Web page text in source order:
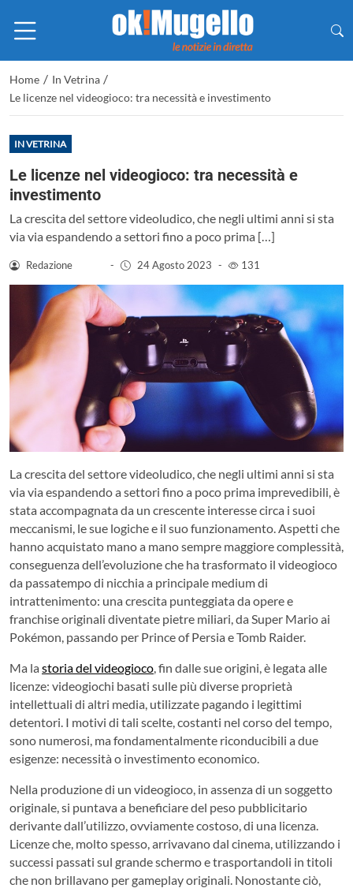
Home / In Vetrina /
Le licenze nel videogioco: tra necessità e investimento
IN VETRINA
Le licenze nel videogioco: tra necessità e
investimento
La crescita del settore videoludico, che negli ultimi anni si sta
via via espandendo a settori fino a poco prima […]
Redazione - 24 Agosto 2023 - 131
La crescita del settore videoludico, che negli ultimi anni si sta
via via espandendo a settori fino a poco prima imprevedibili, è
stata accompagnata da un crescente interesse circa i suoi
meccanismi, le sue logiche e il suo funzionamento. Aspetti che
hanno acquistato mano a mano sempre maggiore complessità,
conseguenza dell’evoluzione che ha trasformato il videogioco
da passatempo di nicchia a principale medium di
intrattenimento: una crescita punteggiata da opere e
franchise originali diventate pietre miliari, da Super Mario ai
Pokémon, passando per Prince of Persia e Tomb Raider.
Ma la storia del videogioco, fin dalle sue origini, è legata alle
licenze: videogiochi basati sulle più diverse proprietà
intellettuali di altri media, utilizzate pagando i legittimi
detentori. I motivi di tali scelte, costanti nel corso del tempo,
sono numerosi, ma fondamentalmente riconducibili a due
esigenze: necessità o investimento economico.
Nella produzione di un videogioco, in assenza di un soggetto
originale, si puntava a beneficiare del peso pubblicitario
derivante dall’utilizzo, ovviamente costoso, di una licenza.
Licenze che, molto spesso, arrivavano dal cinema, utilizzando i
successi passati sul grande schermo e trasportandoli in titoli
che non brillavano per gameplay originali. Nonostante ciò,